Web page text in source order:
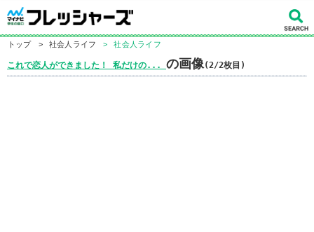
トップ > 社会人ライフ > 社会人ライフ
これで恋人ができました！ 私だけの... の画像(2/2枚目)